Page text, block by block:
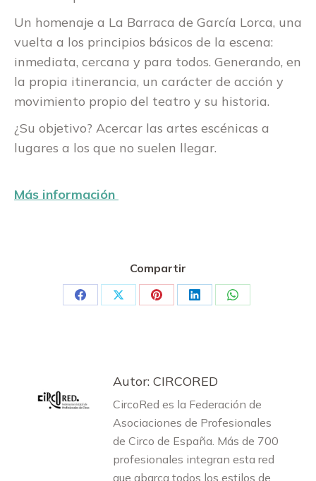
Un homenaje a La Barraca de García Lorca, una
vuelta a los principios básicos de la escena:
inmediata, cercana y para todos. Generando, en
la propia itinerancia, un carácter de acción y
movimiento propio del teatro y su historia.
¿Su objetivo? Acercar las artes escénicas a
lugares a los que no suelen llegar.
Más información
Compartir
Share Share Share Share Share
Autor: CIRCORED
CircoRed es la Federación de
Asociaciones de Profesionales
de Circo de España. Más de 700
profesionales integran esta red
que abarca todos los estilos de